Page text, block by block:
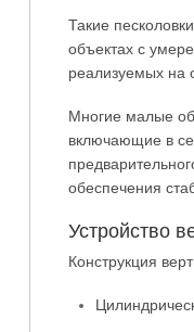
Такие
объектах с
реализуемых на
Многие малые
включающие в
обеспечения
Устройство
Конструкция